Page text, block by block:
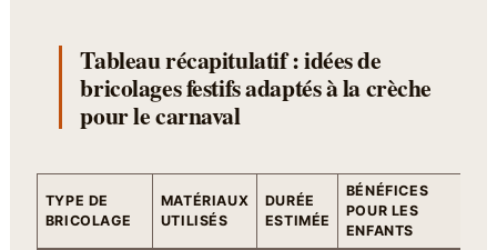
Tableau récapitulatif : idées de
bricolages festifs adaptés à la crèche
pour le carnaval
TYPE DE
BRICOLAGE
MATÉRIAUX
UTILISÉS
DURÉE
ESTIMÉE
BÉNÉFICES
POUR LES
ENFANTS